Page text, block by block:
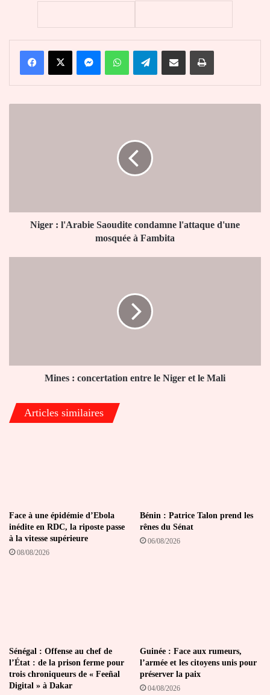
FacebookX MessengerWhatsAppTelegramPartager par email Imprimer
à
FambitaNiger : l'Arabie Saoudite condamne l'attaque d'une
mosquée à Fambita
Mali
Mines : concertation entre le Niger et le Mali
Articles similaires
Face à une épidémie d’Ebola
inédite en RDC, la riposte passe
à la vitesse supérieure
08/08/2026
Bénin : Patrice Talon prend les
rênes du Sénat
06/08/2026
Sénégal : Offense au chef de
l’État : de la prison ferme pour
trois chroniqueurs de « Feeñal
Digital » à Dakar
Guinée : Face aux rumeurs,
l’armée et les citoyens unis pour
préserver la paix
04/08/2026